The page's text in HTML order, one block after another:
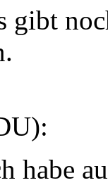
gibt
habe